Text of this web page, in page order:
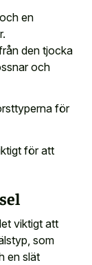
en
den tjocka
och
för
för att
viktigt att
som
en slät